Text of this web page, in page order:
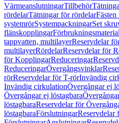
VärmeanslutningarTillbehör
rördelarTätningar för rördelarFästen
systemrörSystempackningarSet
flänskopplingarFörbrukningsmaterial
tappvatten, multilayerReservdelar
multilayerRördelarReservdelar för
för KopplingarReduceringar
ReduceringarÖvergångsvinklar
rörReservdelar för T-rörInvändig
Invändig cirkulationÖvergångar ej
Övergångar ej löstagbara
löstagbaraReservdelar för
löstagbaraFörslutningarReservdelar